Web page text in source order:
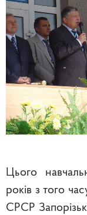
Цього
років з того
СРСР